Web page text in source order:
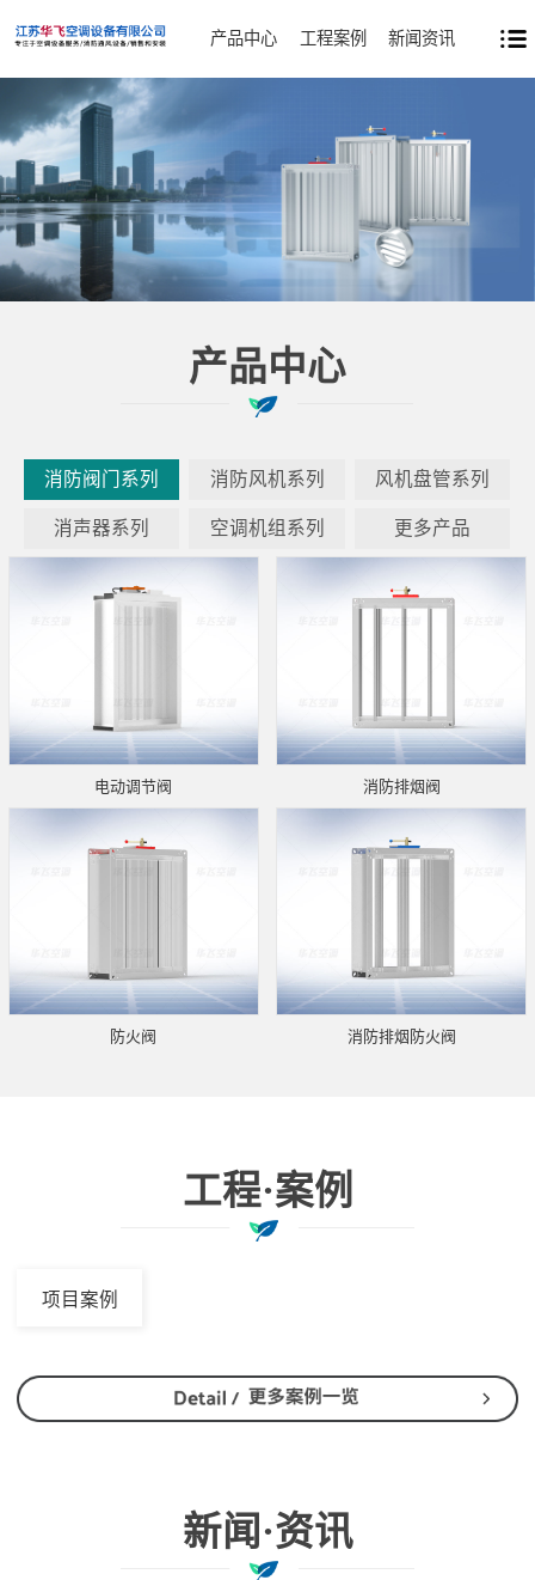
产品中心 工程案例 新闻资讯
产品中心
消防阀门系列 消防风机系列 风机盘管系列
消声器系列 空调机组系列 更多产品
电动调节阀 消防排烟阀
防火阀 消防排烟防火阀
工程·案例
项目案例
新闻·资讯